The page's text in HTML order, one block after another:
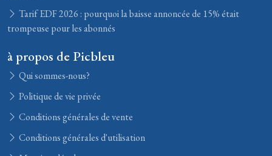
Tarif EDF 2026 : pourquoi la baisse annoncée de 15% était
trompeuse pour les abonnés
à propos de Picbleu
Qui sommes-nous?
Politique de vie privée
Conditions générales de vente
Conditions générales d'utilisation